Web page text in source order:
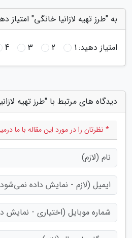
به "طرز تهیه لازانیا خانگی" امتیاز
امتیاز دهید:1
2
3
4
دیدگاه های مرتبط با "طرز تهیه
* نظرتان را در مورد این مقاله با ما